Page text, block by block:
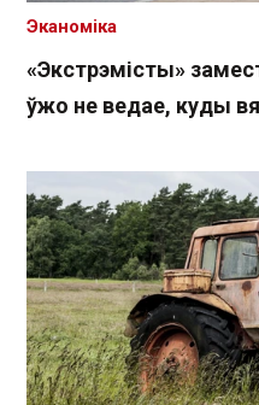
«Экстрэмісты»
ўжо не ведае, куды
Эканоміка